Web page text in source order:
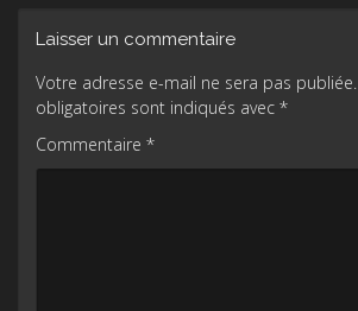
Laisser un commentaire
Votre adresse e-mail ne sera pas publiée.
obligatoires sont indiqués avec *
Commentaire *